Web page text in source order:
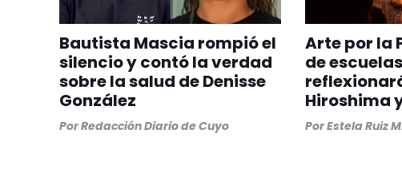
Bautista Mascia rompió el
silencio y contó la verdad
sobre la salud de Denisse
González
PorRedacción Diario de Cuyo
Arte por la
de
Hiroshima
PorEstela Ruiz